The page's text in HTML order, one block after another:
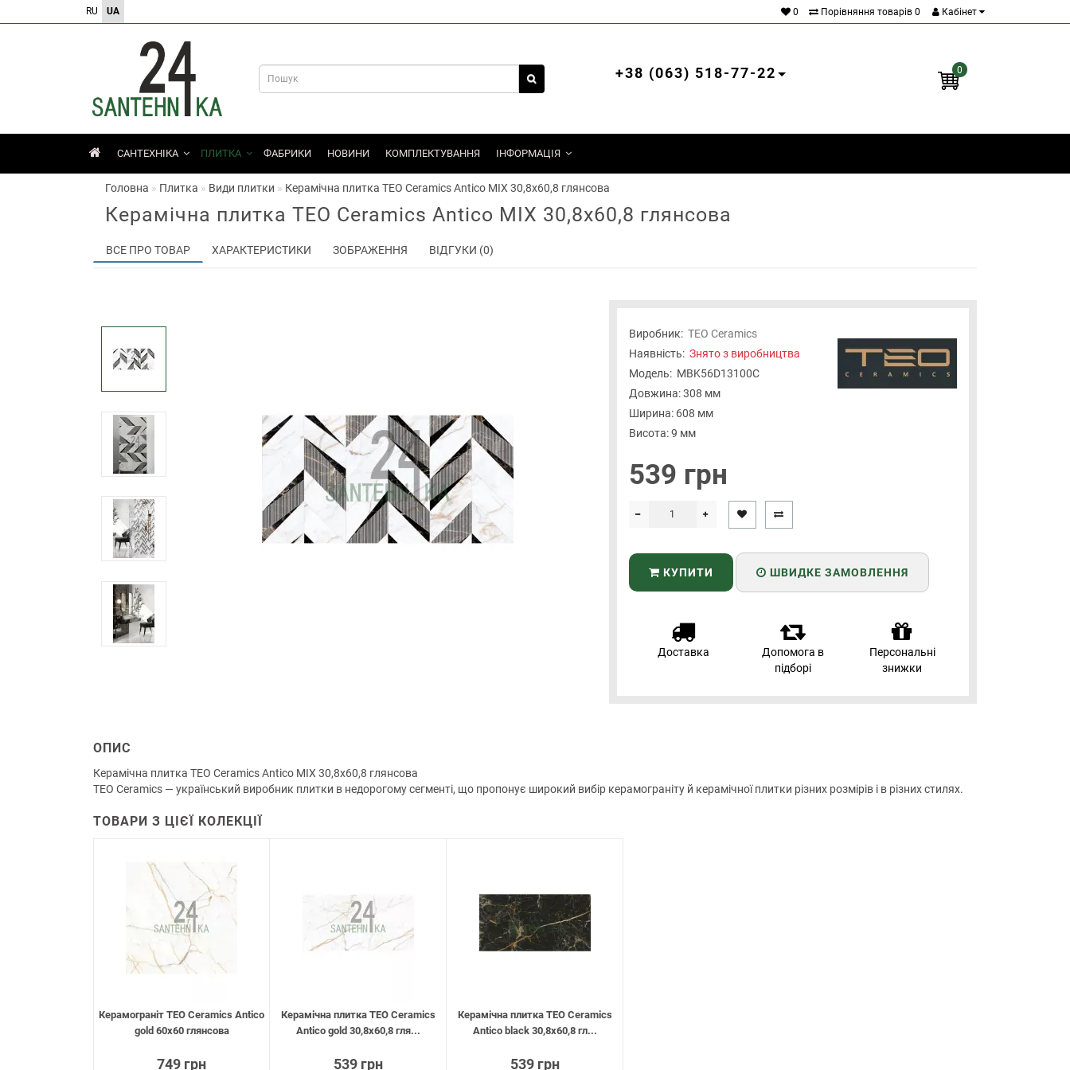
RU UA 0 Порівняння товарів 0 Кабінет
0
+38 (063) 518-77-22
САНТЕХНІКА ПЛИТКА ФАБРИКИ НОВИНИ КОМПЛЕКТУВАННЯ ІНФОРМАЦІЯ
Головна Плитка Види плитки Керамічна плитка TEO Ceramics Antico MIX 30,8х60,8 глянсова
Керамічна плитка TEO Ceramics Antico MIX 30,8х60,8 глянсова
ВСЕ ПРО ТОВАР ХАРАКТЕРИСТИКИ ЗОБРАЖЕННЯ ВІДГУКИ (0)
Виробник: TEO Ceramics
Наявність: Знято з виробництва
Модель: MBK56D13100C
Довжина: 308 мм
Ширина: 608 мм
Висота: 9 мм
539 грн
КУПИТИ ШВИДКЕ ЗАМОВЛЕННЯ
Доставка
Допомога в
підборі
Персональні
знижки
ОПИС
Керамічна плитка TEO Ceramics Antico MIX 30,8х60,8 глянсова
TEO Ceramics — український виробник плитки в недорогому сегменті, що пропонує широкий вибір керамограніту й керамічної плитки різних розмірів і в різних стилях.
ТОВАРИ З ЦІЄЇ КОЛЕКЦІЇ
Керамограніт TEO Ceramics Antico
gold 60х60 глянсова
749 грн
Керамічна плитка TEO Ceramics
Antico gold 30,8х60,8 гля...
539 грн
Керамічна плитка TEO Ceramics
Antico black 30,8х60,8 гл...
539 грн